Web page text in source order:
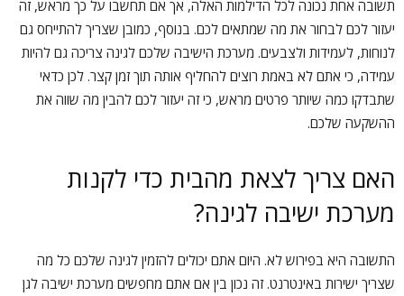
תשובה אחת נכונה לכל הדילמות האלה, אך אם תחשבו על כך מראש, זה
יעזור לכם לבחור את מה שמתאים לכם. בנוסף, כמובן שצריך להתייחס גם
לנוחות, לעמידות ולצבעים. מערכת הישיבה שלכם לגינה צריכה גם להיות
עמידה, כי אתם לא באמת רוצים להחליף אותה תוך זמן קצר. לכן כדאי
שתבדקו כמה שיותר פרטים מראש, כי זה יעזור לכם להבין מה שווה את
ההשקעה שלכם.
האם צריך לצאת מהבית כדי לקנות
מערכת ישיבה לגינה?
התשובה היא בפירוש לא. היום אתם יכולים להזמין לגינה שלכם כל מה
שצריך ישירות באינטרנט. זה נכון בין אם אתם מחפשים מערכת ישיבה לגן